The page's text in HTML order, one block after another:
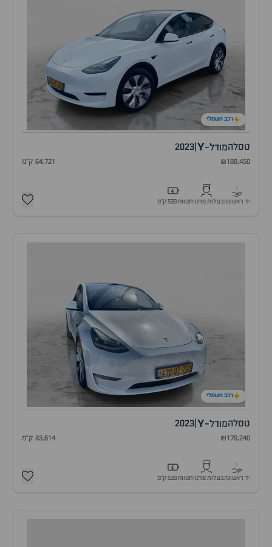
רכב חשמלי
טסלהמודל-Y
2023
₪188,450 64,721 ק"מ
1
יד ראשונהבעלות פרטיתטווח 533 ק״מ
רכב חשמלי
טסלהמודל-Y
2023
₪179,240 83,614 ק"מ
1
יד ראשונהבעלות פרטיתטווח 533 ק״מ